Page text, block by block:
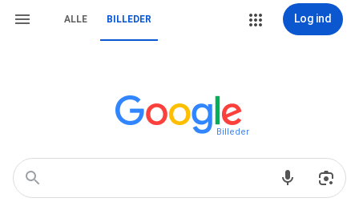
ALLE BILLEDER Log ind
Billeder